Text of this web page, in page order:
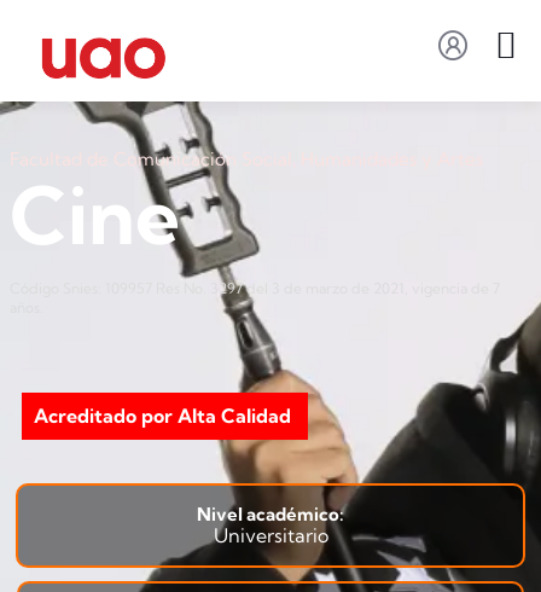
Facultad de Comunicación Social, Humanidades y Artes
Cine
Código Snies: 109957 Res No. 3297 del 3 de marzo de 2021, vigencia de 7
Acreditado por Alta Calidad
Nivel académico:
Universitario